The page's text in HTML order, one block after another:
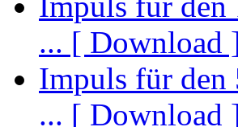
... [ Download
Impuls für den
... [ Download